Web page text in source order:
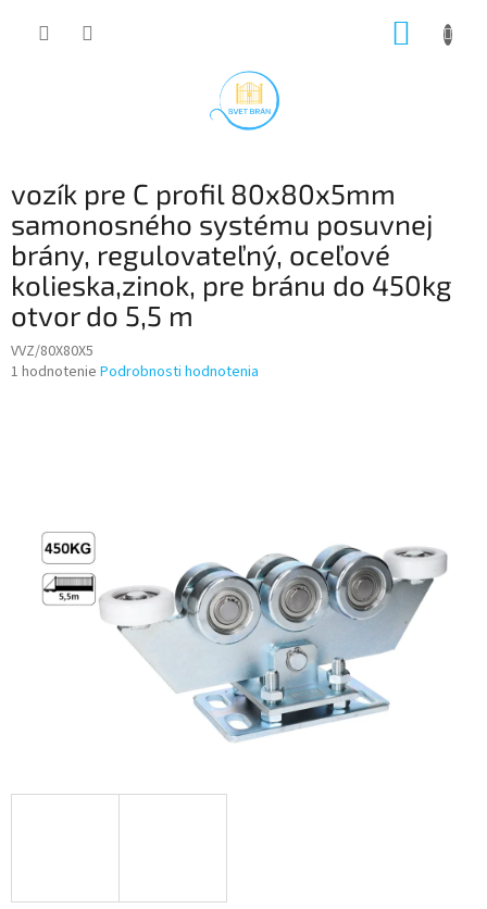
vozík pre C profil 80x80x5mm
samonosného systému posuvnej
brány, regulovateľný, oceľové
kolieska,zinok, pre bránu do 450kg
otvor do 5,5 m
VVZ/80X80X5
Priemerné
1 hodnotenie Podrobnosti hodnotenia